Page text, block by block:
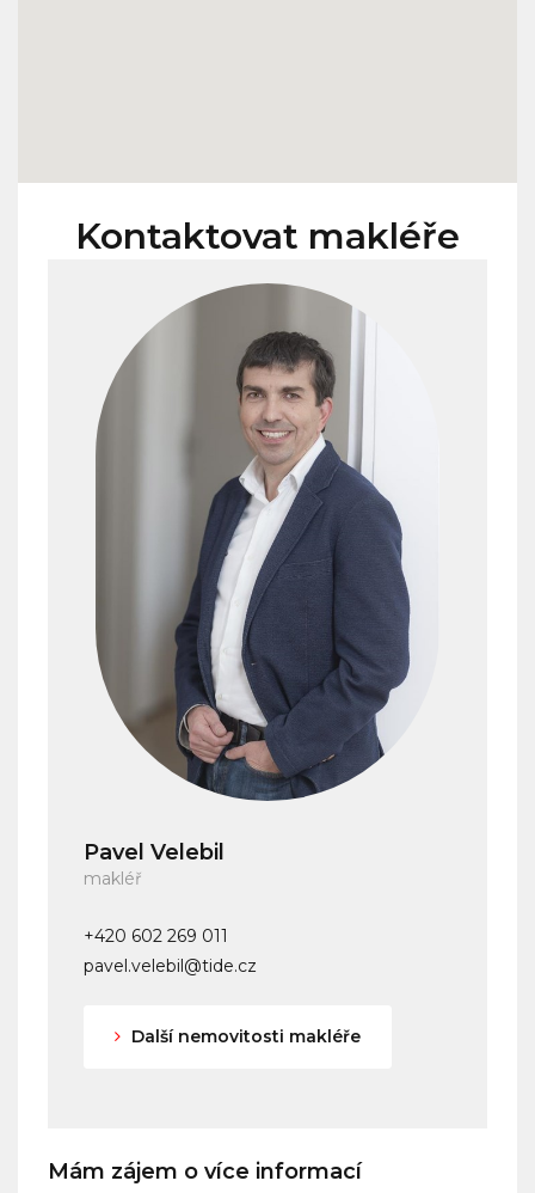
Kontaktovat makléře
Pavel Velebil
makléř
+420 602 269 011
pavel.velebil@tide.cz
Další nemovitosti makléře
Mám zájem o více informací